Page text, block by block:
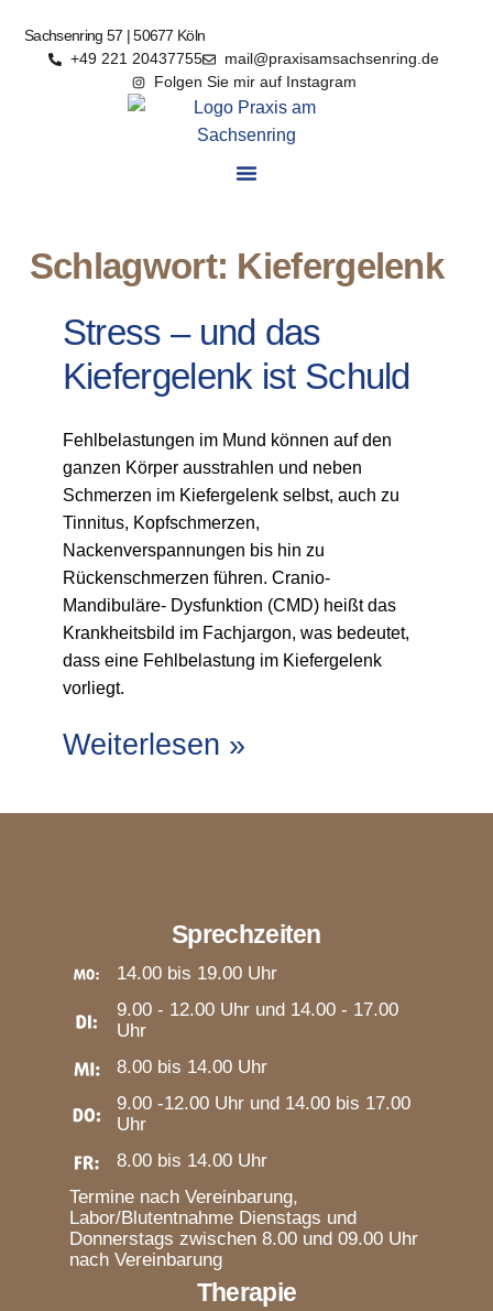
Sachsenring 57 | 50677 Köln
+49 221 20437755
mail@praxisamsachsenring.de
Folgen Sie mir auf Instagram
Schlagwort: Kiefergelenk
Stress – und das
Kiefergelenk ist Schuld
Fehlbelastungen im Mund können auf den
ganzen Körper ausstrahlen und neben
Schmerzen im Kiefergelenk selbst, auch zu
Tinnitus, Kopfschmerzen,
Nackenverspannungen bis hin zu
Rückenschmerzen führen. Cranio-
Mandibuläre- Dysfunktion (CMD) heißt das
Krankheitsbild im Fachjargon, was bedeutet,
dass eine Fehlbelastung im Kiefergelenk
vorliegt.
Weiterlesen »
Therapie
Sprechzeiten
14.00 bis 19.00 Uhr
9.00 - 12.00 Uhr und 14.00 - 17.00
Uhr
8.00 bis 14.00 Uhr
9.00 -12.00 Uhr und 14.00 bis 17.00
Uhr
8.00 bis 14.00 Uhr
Termine nach Vereinbarung,
Labor/Blutentnahme Dienstags und
Donnerstags zwischen 8.00 und 09.00 Uhr
nach Vereinbarung